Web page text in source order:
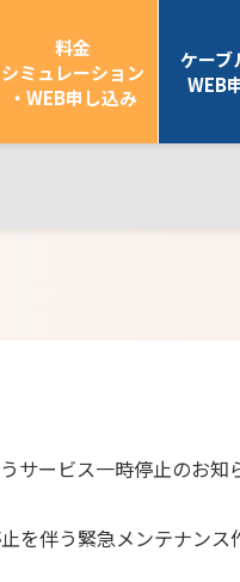
料金
シミュレーション
・WEB申し込み
ケーブ
WEB
サービス一時停止のお知
を伴う緊急メンテナンス